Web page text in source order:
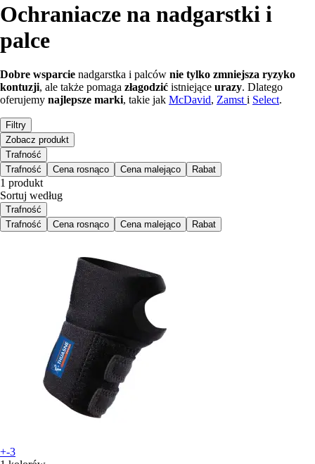
Ochraniacze na nadgarstki i
palce
Dobre wsparcie nadgarstka i palców nie tylko zmniejsza ryzyko
kontuzji, ale także pomaga złagodzić istniejące urazy. Dlatego
oferujemy najlepsze marki, takie jak McDavid, Zamst i Select.
Filtry
Zobacz produkt
Trafność
Trafność
Cena rosnąco Cena malejąco Rabat
1 produkt
Sortuj według
Trafność
Trafność
Cena rosnąco Cena malejąco Rabat
+-3